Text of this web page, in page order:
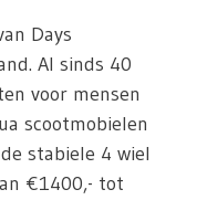
Days
Al sinds 40
voor mensen
scootmobielen
stabiele 4 wiel
€1400,- tot